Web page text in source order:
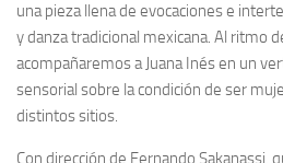
una pieza llena de evocaciones e
y danza tradicional mexicana. Al ritmo
acompañaremos a Juana Inés en un
sensorial sobre la condición de ser
distintos sitios.
Con dirección de Fernando Sakanassi,